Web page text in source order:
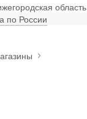
область
по России